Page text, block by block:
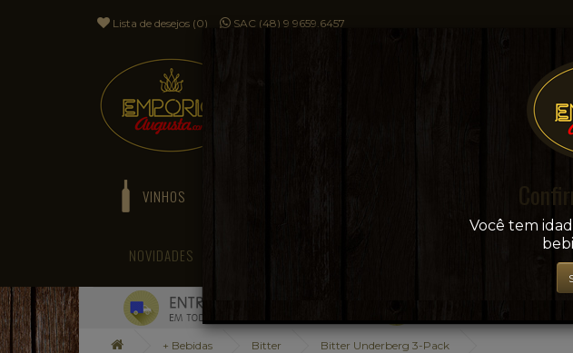
Lista de desejos (0) SAC (48) 9 9659.6457
Sua
VINHOS +
NOVIDADES
+ Bebidas Bitter Bitter Underberg 3-Pack
Você tem